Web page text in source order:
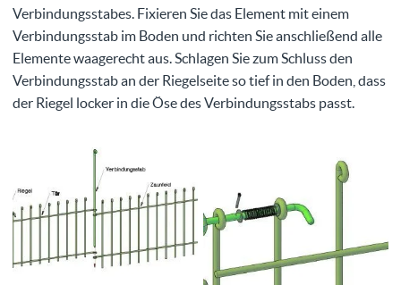
Verbindungsstabes. Fixieren Sie das Element mit einem
Verbindungsstab im Boden und richten Sie anschließend alle
Elemente waagerecht aus. Schlagen Sie zum Schluss den
Verbindungsstab an der Riegelseite so tief in den Boden, dass
der Riegel locker in die Öse des Verbindungsstabs passt.